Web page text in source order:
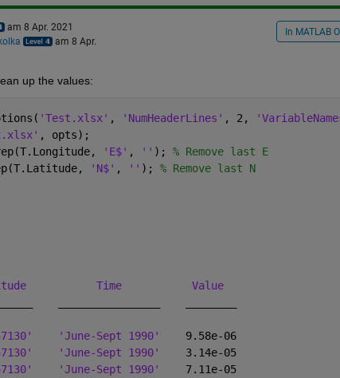
am 8 Apr. 2021
am 8 Apr.
In MATLAB
up the values:
'Test.xlsx' , 'NumHeaderLines' , 2,
'E$' , '' ); % Remove last E
'N$' , '' ); % Remove last N
Time
Value
'June-Sept 1990'
    9.58e-06
'June-Sept 1990'
    3.14e-05
'June-Sept 1990'
    7.11e-05